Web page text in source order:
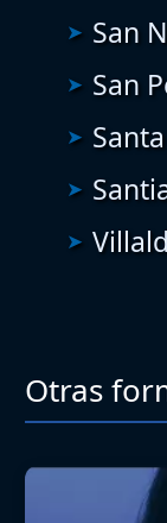
San
San
Otras